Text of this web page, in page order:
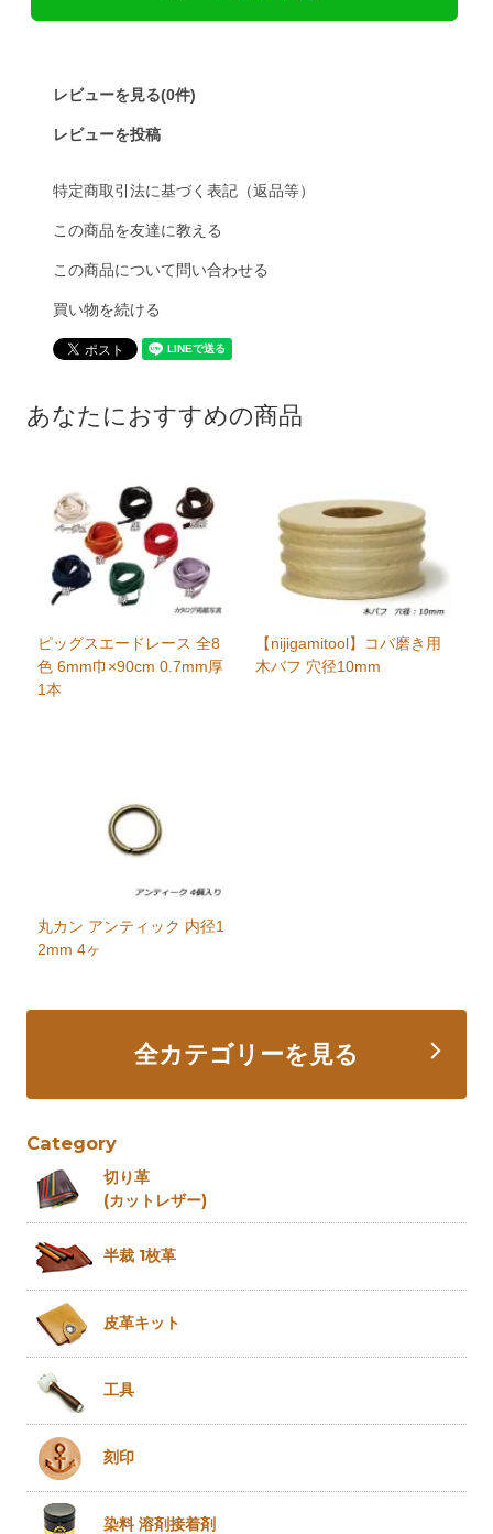
レビューを見る(0件)
レビューを投稿
特定商取引法に基づく表記（返品等）
この商品を友達に教える
この商品について問い合わせる
買い物を続ける
あなたにおすすめの商品
ピッグスエードレース 全8
色 6mm巾×90cm 0.7mm厚
1本
【nijigamitool】コバ磨き用
木バフ 穴径10mm
丸カン アンティック 内径1
2mm 4ヶ
全カテゴリーを見る
Category
切り革
(カットレザー)
半裁 1枚革
皮革キット
工具
刻印
染料 溶剤接着剤